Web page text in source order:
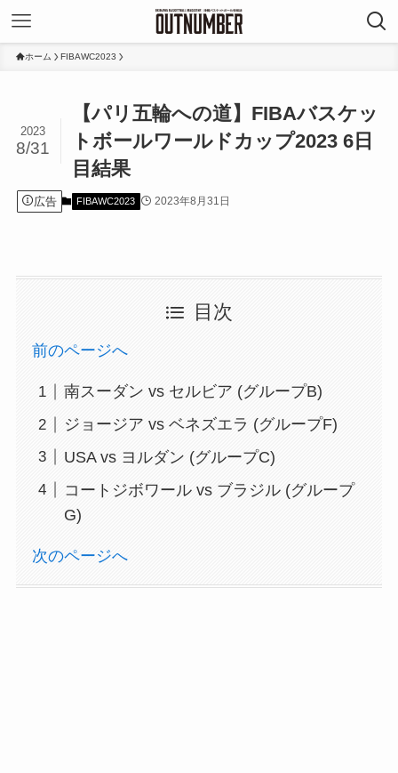
ホーム FIBAWC2023
【パリ五輪への道】FIBAバスケッ
トボールワールドカップ2023 6日
目結果
2023
8/31
広告 FIBAWC2023 2023年8月31日
目次
前のページへ
南スーダン vs セルビア (グループB)
ジョージア vs ベネズエラ (グループF)
USA vs ヨルダン (グループC)
コートジボワール vs ブラジル (グループ
G)
次のページへ